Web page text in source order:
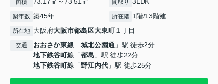
面積 73.17㎡～73.51㎡ 間取り 3LDK
築年数 築45年 所在階 1階/13階建
所在地 大阪府大阪市都島区大東町１丁目
交通 おおさか東線 「城北公園通 」駅 徒歩2分
地下鉄谷町線 「都島 」駅 徒歩22分
地下鉄谷町線 「野江内代 」駅 徒歩25分